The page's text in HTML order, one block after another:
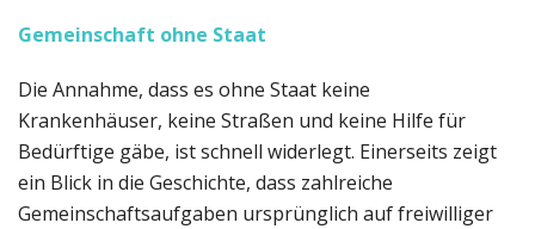
Gemeinschaft ohne Staat
Die Annahme, dass es ohne Staat keine
Krankenhäuser, keine Straßen und keine Hilfe für
Bedürftige gäbe, ist schnell widerlegt. Einerseits zeigt
ein Blick in die Geschichte, dass zahlreiche
Gemeinschaftsaufgaben ursprünglich auf freiwilliger